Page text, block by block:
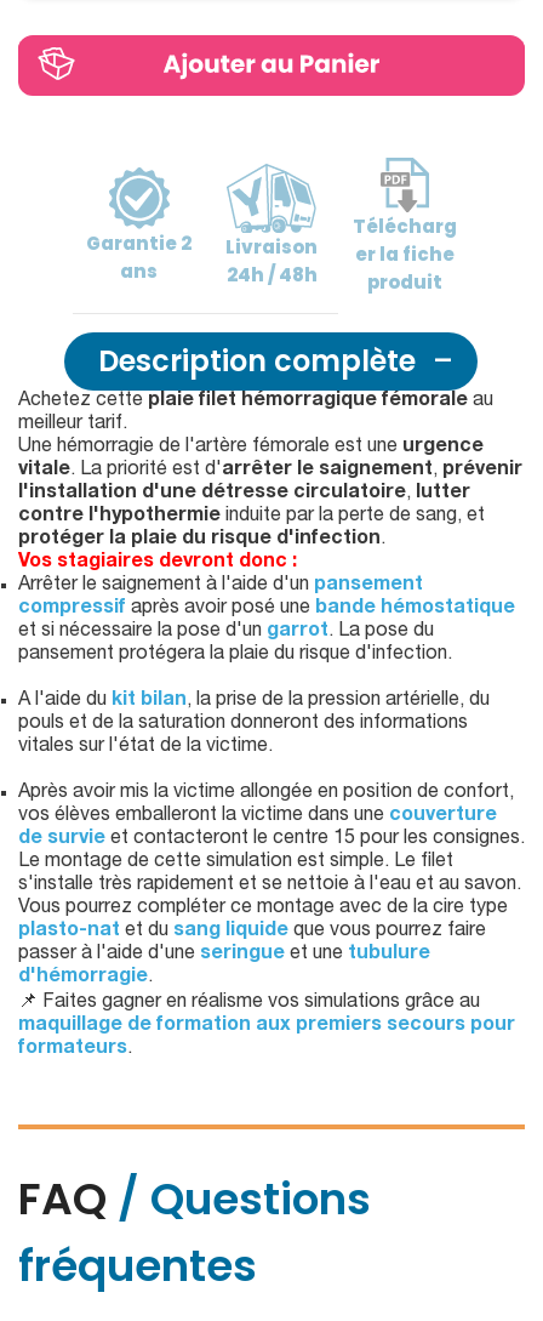
Garantie2
ans
Livraison
24h / 48h
Télécharg
erla fiche
produit
Description complète
Achetez cette plaie filet hémorragique fémorale au
meilleur tarif.
Une hémorragie de l'artère fémorale est une urgence
vitale. La priorité est d'arrêter le saignement, prévenir
l'installation d'une détresse circulatoire, lutter
contre l'hypothermie induite par la perte de sang, et
protéger la plaie du risque d'infection.
Vos stagiaires devront donc :
Arrêter le saignement à l'aide d'un pansement
compressif après avoir posé une bande hémostatique
et si nécessaire la pose d'un garrot. La pose du
pansement protégera la plaie du risque d'infection.
A l'aide du kit bilan, la prise de la pression artérielle, du
pouls et de la saturation donneront des informations
vitales sur l'état de la victime.
Après avoir mis la victime allongée en position de confort,
vos élèves emballeront la victime dans une couverture
de survie et contacteront le centre 15 pour les consignes.
Le montage de cette simulation est simple. Le filet
s'installe très rapidement et se nettoie à l'eau et au savon.
Vous pourrez compléter ce montage avec de la cire type
plasto-nat et du sang liquide que vous pourrez faire
passer à l'aide d'une seringue et une tubulure
d'hémorragie.
📌 Faites gagner en réalisme vos simulations grâce au
maquillage de formation aux premiers secours pour
formateurs.
FAQ / Questions
fréquentes